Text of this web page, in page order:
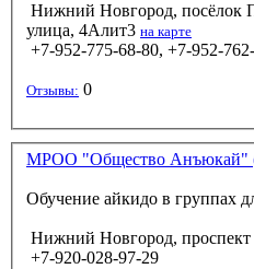
Нижний Новгород, посёлок
улица, 4Алит3 на карте
+7-952-775-68-80, +7-952-
Отзывы: 0
МРОО "Общество Анъюкай"
Обучение айкидо в группах
Нижний Новгород, проспект
+7-920-028-97-29